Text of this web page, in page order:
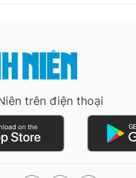
trên điện thoại